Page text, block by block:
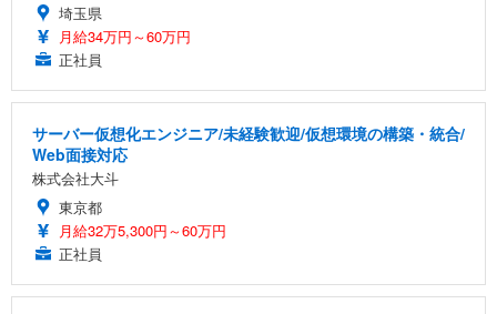
埼玉県
月給34万円～60万円
正社員
サーバー仮想化エンジニア/未経験歓迎/仮想環境の構築・統合/
Web面接対応
株式会社大斗
東京都
月給32万5,300円～60万円
正社員